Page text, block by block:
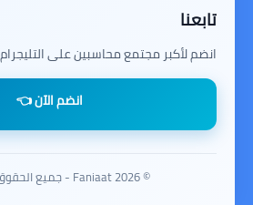
تابعنا
انضم لأكبر مجتمع محاسبين على التليجرام
انضم الآن 👈
© 2026 Faniaat - جميع الحقوق محفوظة